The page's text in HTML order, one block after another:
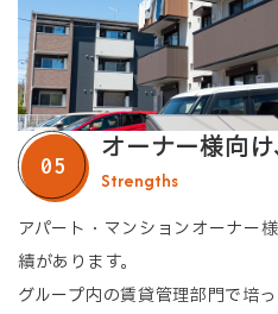
オーナー様向
Strengths
アパート・マンションオーナー
績があります。
グループ内の賃貸管理部門で培